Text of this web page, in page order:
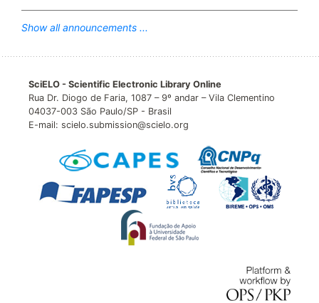
Show all announcements ...
SciELO - Scientific Electronic Library Online
Rua Dr. Diogo de Faria, 1087 – 9º andar – Vila Clementino
04037-003 São Paulo/SP - Brasil
E-mail: scielo.submission@scielo.org